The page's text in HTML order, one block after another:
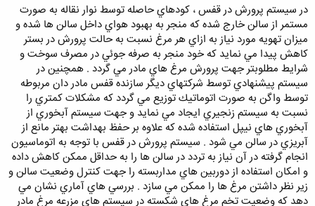
در سيستم پرورش در قفس ، كودهاي حاصله توسط نوار نقاله به صورت
مستمر از سالن خارج شده كه منجر به بهبود هواي داخل سالن ها شده و
ميزان تهويه مورد نياز به ازاي هر مرغ نسبت به حالت پرورش در بستر
كاهش پيدا مي نمايد كه خود منجر به صرفه جوئي در مصرف سوخت و
شرايط مطلوبتر جهت پرورش مرغ هاي مادر مي گردد . همچنين در
سيستم پيشنهادي توسط شركتهاي ديگر سازنده قفس مادر دان مربوطه
توسط واگن به صورت اتوماتيك توزيع مي گردد كه مشكلات كمتري را
نسبت به سيستم زنجيري ايجاد مي نمايد و جهت سيستم آبخوري از
آبخوري هاي نيپل استفاده شده كه علاوه بر حفظ بهداشت بهتر مانع از
آبريزي در سالن مي شود . سيستم پرورش در قفس با توجه به اتوماسيون
انجام گرفته در آن نياز به تردد در سالن ها را به حداقل ممكن كاهش داده
و امكان استفاده از دوربين هاي مداربسته را جهت كنترل وضعيت سالن و
زير نظر داشتن مرغ ها را ممكن مي سازد . بررسي هاي آماري نشان مي
دهد كه وضعيت تخم مرغ هاي شكسته در سيستم هاي مزرعه مرغ مادر